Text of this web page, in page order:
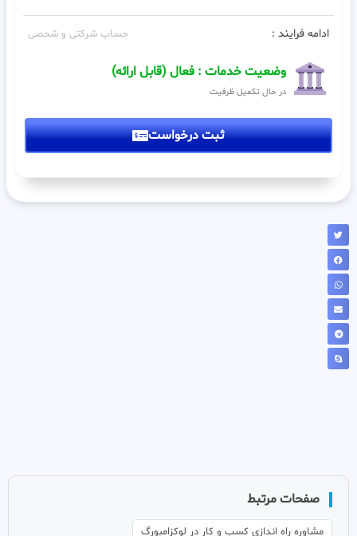
ادامه فرایند : حساب شرکتی و شحصی
وضعیت خدمات : فعال (قابل ارائه)
در حال تکمیل ظرفیت
ثبت درخواست
صفحات مرتبط
مشاوره راه اندازی کسب و کار در لوکزامبورگ